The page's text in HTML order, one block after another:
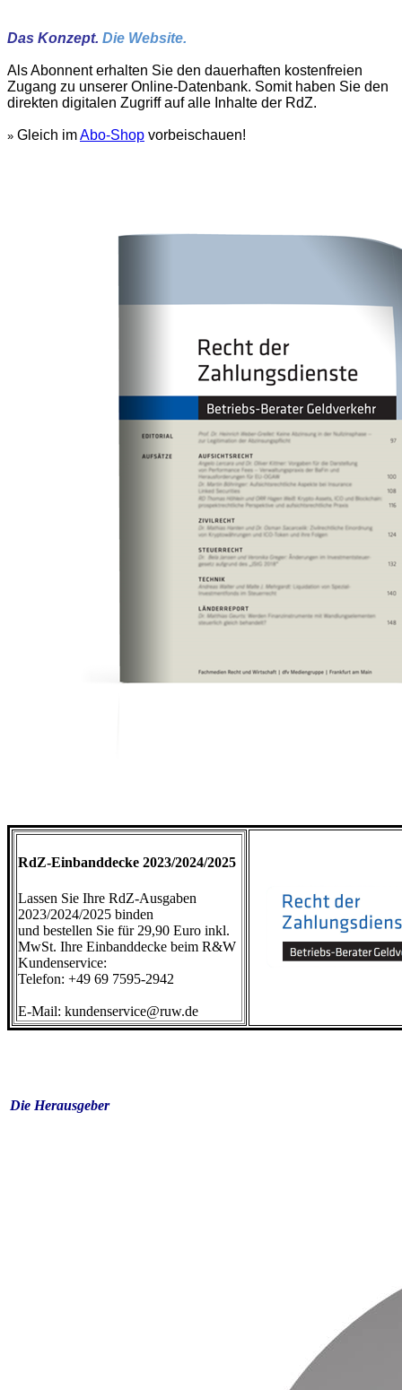
Das Konzept. Die Website.
Als Abonnent erhalten Sie den dauerhaften kostenfreien
Zugang zu unserer Online-Datenbank. Somit haben Sie den
direkten digitalen Zugriff auf alle Inhalte der RdZ.
» Gleich imAbo-Shop vorbeischauen!
RdZ-Einbanddecke 2023/2024/2025
Lassen Sie Ihre RdZ-Ausgaben
2023/2024/2025 binden
und bestellen Sie für 29,90 Euro inkl.
MwSt. Ihre Einbanddecke beim R&W
Kundenservice:
Telefon: +49 69 7595-2942
E-Mail: kundenservice@ruw.de
Die Herausgeber